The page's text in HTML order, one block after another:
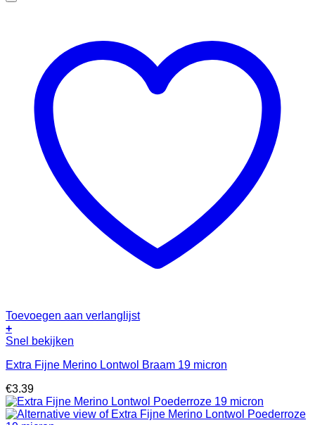
Toevoegen aan verlanglijst
+
Snel bekijken
Extra Fijne Merino Lontwol Braam 19 micron
€3.39